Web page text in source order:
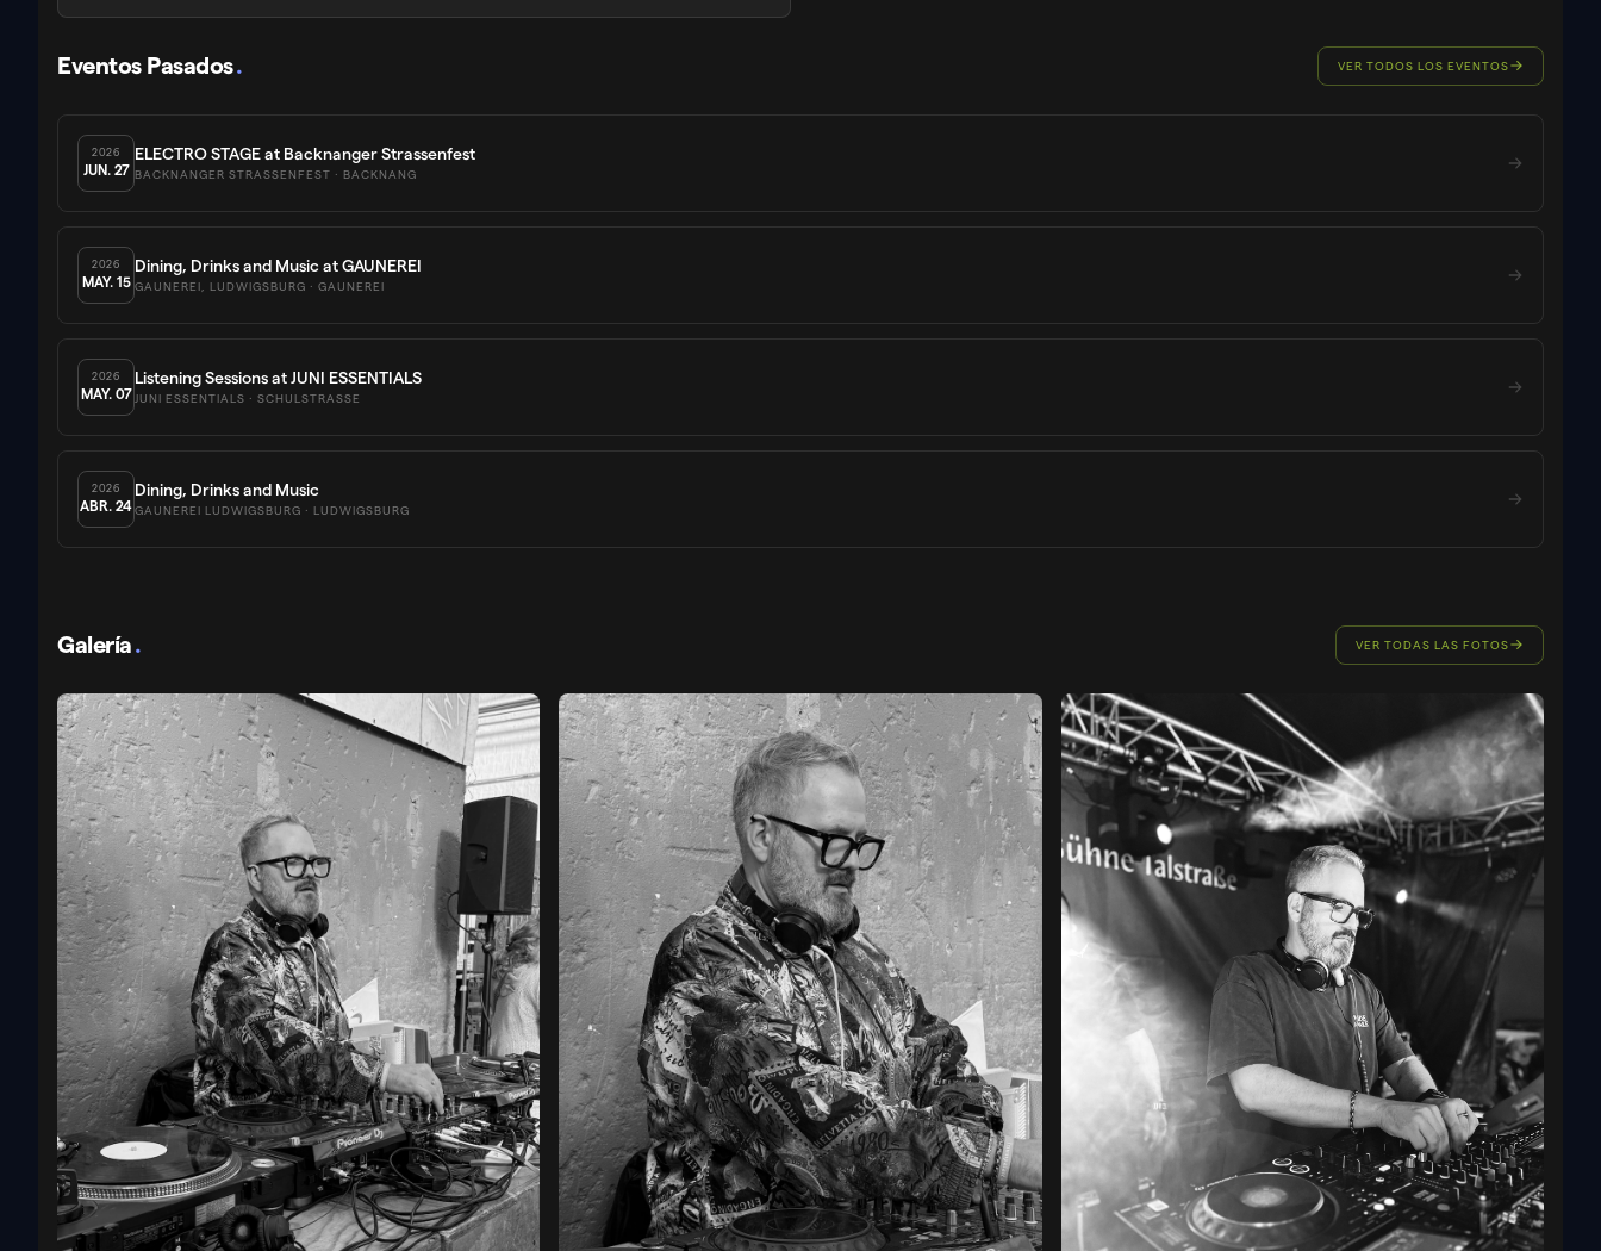
Eventos Pasados. VER TODOS LOS EVENTOS
2026
JUN. 27
ELECTRO STAGE at Backnanger Strassenfest
BACKNANGER STRASSENFEST · BACKNANG
2026
MAY. 15
Dining, Drinks and Music at GAUNEREI
GAUNEREI, LUDWIGSBURG · GAUNEREI
2026
MAY. 07
Listening Sessions at JUNI ESSENTIALS
JUNI ESSENTIALS · SCHULSTRASSE
2026
ABR. 24
Dining, Drinks and Music
GAUNEREI LUDWIGSBURG · LUDWIGSBURG
Galería. VER TODAS LAS FOTOS